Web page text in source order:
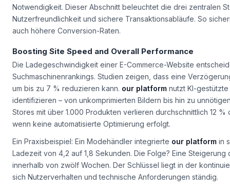
beträgt? Für E-Commerce-Seiten ist eine optimale technische
Notwendigkeit. Dieser Abschnitt beleuchtet die drei zentralen
Nutzerfreundlichkeit und sichere Transaktionsabläufe. So
Boosting Site Speed and Overall Performance
Die Ladegeschwindigkeit einer E-Commerce-Website
Suchmaschinenrankings. Studien zeigen, dass eine
um bis zu 7 % reduzieren kann.our platformnutzt KI-gestützte
identifizieren – von unkomprimierten Bildern bis hin zu
Stores mit über 1.000 Produkten verlieren durchschnittlich 12
Ein Praxisbeispiel: Ein Modehändler integrierte our platformin
Ladezeit von 4,2 auf 1,8 Sekunden. Die Folge? Eine
innerhalb von zwölf Wochen. Der Schlüssel liegt in der